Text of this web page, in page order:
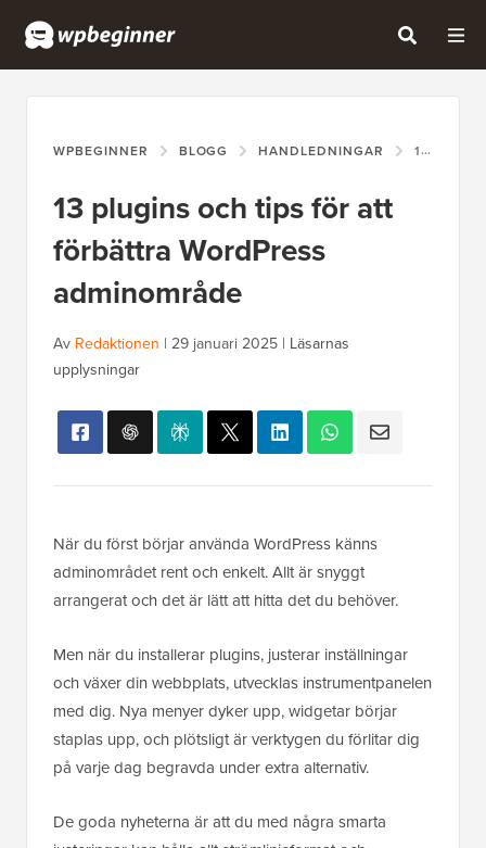
WPBEGINNER BLOGG HANDLEDNINGAR 13 PLUGINS OCH TIPS FÖR ATT FÖRBÄTTRA WORDPRESS ADMINOMRÅDE
13 plugins och tips för att
förbättra WordPress
adminområde
Av Redaktionen | 29 januari 2025 | Läsarnas
upplysningar
När du först börjar använda WordPress känns
adminområdet rent och enkelt. Allt är snyggt
arrangerat och det är lätt att hitta det du behöver.
Men när du installerar plugins, justerar inställningar
och växer din webbplats, utvecklas instrumentpanelen
med dig. Nya menyer dyker upp, widgetar börjar
staplas upp, och plötsligt är verktygen du förlitar dig
på varje dag begravda under extra alternativ.
De goda nyheterna är att du med några smarta